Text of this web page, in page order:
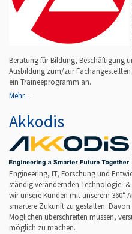
Beratung für Bildung, Beschäftigung
Ausbildung zum/zur
ein Traineeprogramm an.
Mehr…
Akkodis
Engineering, IT, Forschung und
ständig verändernden Technologie-
wir unsere Kunden mit unserem
smartere Zukunft zu gestalten.
Möglichen überschreiten müssen,
möglich zu machen.